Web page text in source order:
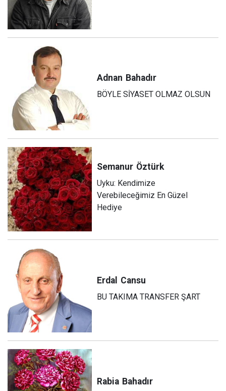
Adnan Bahadır
BÖYLE SİYASET OLMAZ OLSUN
Semanur Öztürk
Uyku: Kendimize
Verebileceğimiz En Güzel
Hediye
Erdal Cansu
BU TAKIMA TRANSFER ŞART
Rabia Bahadır